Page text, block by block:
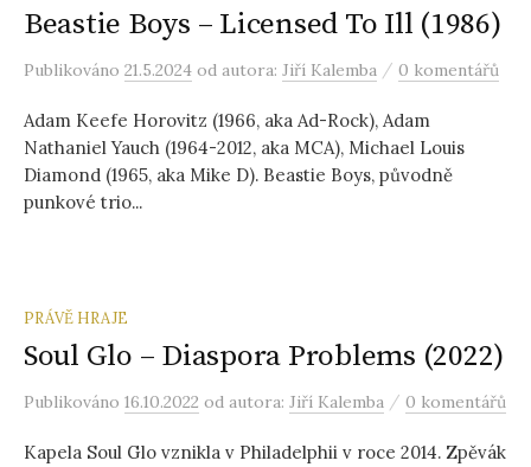
Beastie Boys – Licensed To Ill (1986)
Publikováno 21.5.2024 od autora: Jiří Kalemba / 0 komentářů
Adam Keefe Horovitz (1966, aka Ad-Rock), Adam
Nathaniel Yauch (1964-2012, aka MCA), Michael Louis
Diamond (1965, aka Mike D). Beastie Boys, původně
punkové trio...
PRÁVĚ HRAJE
Soul Glo – Diaspora Problems (2022)
Publikováno 16.10.2022 od autora: Jiří Kalemba / 0 komentářů
Kapela Soul Glo vznikla v Philadelphii v roce 2014. Zpěvák